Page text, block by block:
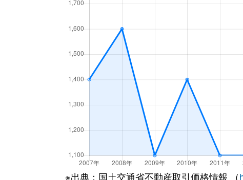
鴻池徳庵町
2,300万円 鴻池新田
小阪
小阪本町
3,000万円 河内小阪
五条町
1,000万円
五条町
650万円 枚岡
新喜多
680万円 高井田(大
新喜多
1,100万円 高井田(大
※出典：国土交通省不動産取引価格情報 （